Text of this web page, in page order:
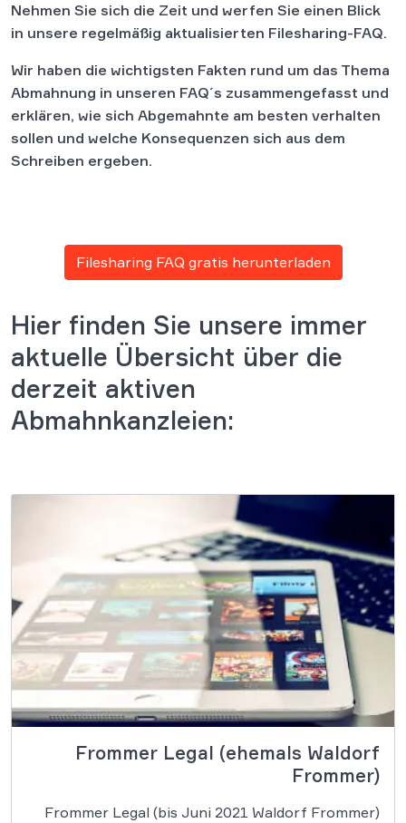
Nehmen Sie sich die Zeit und werfen Sie einen Blick
in unsere regelmäßig aktualisierten Filesharing-FAQ.
Wir haben die wichtigsten Fakten rund um das Thema
Abmahnung in unseren FAQ´s zusammengefasst und
erklären, wie sich Abgemahnte am besten verhalten
sollen und welche Konsequenzen sich aus dem
Schreiben ergeben.
Filesharing FAQ gratis herunterladen
Hier finden Sie unsere immer
aktuelle Übersicht über die
derzeit aktiven
Abmahnkanzleien:
Frommer Legal (ehemals Waldorf
Frommer)
Frommer Legal (bis Juni 2021 Waldorf Frommer)